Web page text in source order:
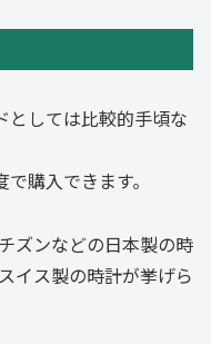
としては比較的手頃な
購入できます。
ズンなどの日本製の時
イス製の時計が挙げら